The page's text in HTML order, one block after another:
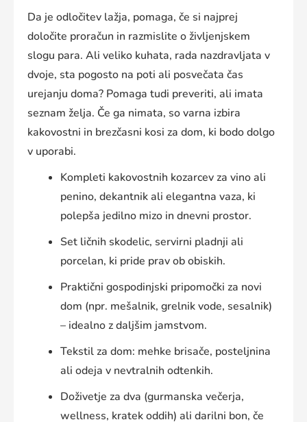
Da je odločitev lažja, pomaga, če si najprej
določite proračun in razmislite o življenjskem
slogu para. Ali veliko kuhata, rada nazdravljata v
dvoje, sta pogosto na poti ali posvečata čas
urejanju doma? Pomaga tudi preveriti, ali imata
seznam želja. Če ga nimata, so varna izbira
kakovostni in brezčasni kosi za dom, ki bodo dolgo
v uporabi.
Kompleti kakovostnih kozarcev za vino ali
penino, dekantnik ali elegantna vaza, ki
polepša jedilno mizo in dnevni prostor.
Set ličnih skodelic, servirni pladnji ali
porcelan, ki pride prav ob obiskih.
Praktični gospodinjski pripomočki za novi
dom (npr. mešalnik, grelnik vode, sesalnik)
– idealno z daljšim jamstvom.
Tekstil za dom: mehke brisače, posteljnina
ali odeja v nevtralnih odtenkih.
Doživetje za dva (gurmanska večerja,
wellness, kratek oddih) ali darilni bon, če